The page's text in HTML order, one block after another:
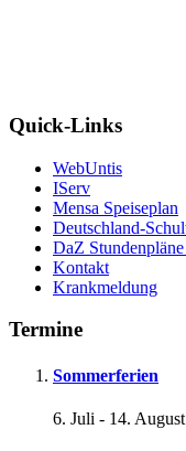
Quick-Links
WebUntis
IServ
Mensa Speiseplan
Deutschland-
DaZ
Kontakt
Krankmeldung
Termine
Sommerferien
6. Juli - 14. August